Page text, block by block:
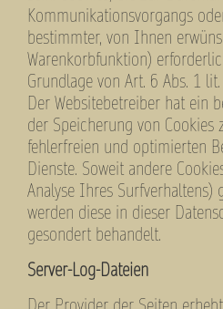
Kommunikationsvorgangs
bestimmter, von Ihnen
Warenkorbfunktion)
Grundlage von Art. 6 Abs. 1
Der Websitebetreiber hat ein
der Speicherung von Cookies
fehlerfreien und optimierten
Dienste. Soweit andere
Analyse Ihres Surfverhaltens)
werden diese in dieser
gesondert behandelt.
Server-Log-Dateien